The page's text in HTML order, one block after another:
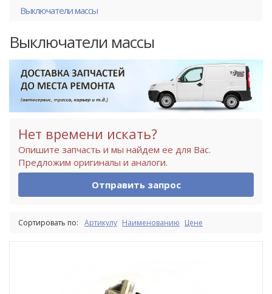
Выключатели массы
Выключатели массы
Нет времени искать?
Опишите запчасть и мы найдем ее для Вас.
Предложим оригиналы и аналоги.
Отправить запрос
Сортировать по: Артикулу Наименованию Цене